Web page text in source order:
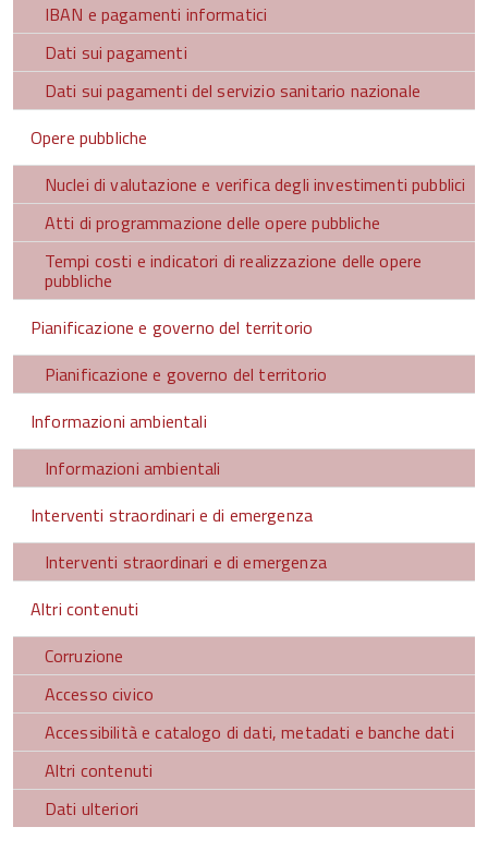
IBAN e pagamenti informatici
Dati sui pagamenti
Dati sui pagamenti del servizio sanitario nazionale
Opere pubbliche
Nuclei di valutazione e verifica degli investimenti pubblici
Atti di programmazione delle opere pubbliche
Tempi costi e indicatori di realizzazione delle opere
pubbliche
Pianificazione e governo del territorio
Pianificazione e governo del territorio
Informazioni ambientali
Informazioni ambientali
Interventi straordinari e di emergenza
Interventi straordinari e di emergenza
Altri contenuti
Corruzione
Accesso civico
Accessibilità e catalogo di dati, metadati e banche dati
Altri contenuti
Dati ulteriori